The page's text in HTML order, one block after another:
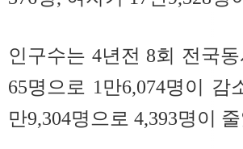
인구수는 4년전 8회 전국
65명으로 1만6,074명이 감
만9,304명으로 4,393명이